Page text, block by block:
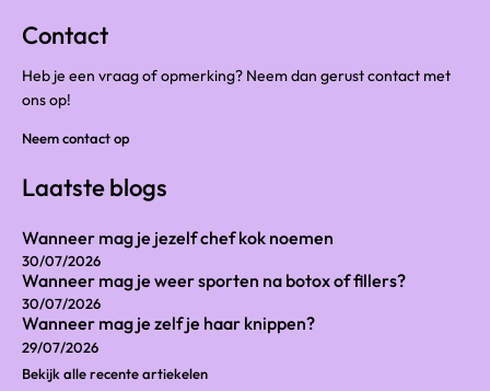
Contact
Heb je een vraag of opmerking? Neem dan gerust contact met
ons op!
Neem contact op
Laatste blogs
Wanneer mag je jezelf chef kok noemen
30/07/2026
Wanneer mag je weer sporten na botox of fillers?
30/07/2026
Wanneer mag je zelf je haar knippen?
29/07/2026
Bekijk alle recente artiekelen